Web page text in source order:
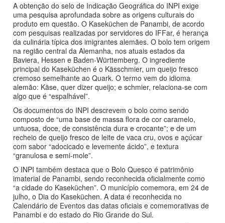
A obtenção do selo de Indicação Geográfica do INPI exige
uma pesquisa aprofundada sobre as origens culturais do
produto em questão. O Kaseküchen de Panambi, de acordo
com pesquisas realizadas por servidores do IFFar, é herança
da culinária típica dos imigrantes alemães. O bolo tem origem
na região central da Alemanha, nos atuais estados da
Baviera, Hessen e Baden-Württemberg. O ingrediente
principal do Kaseküchen é o Kässchmier, um queijo fresco
cremoso semelhante ao Quark. O termo vem do idioma
alemão: Käse, quer dizer queijo; e schmier, relaciona-se com
algo que é “espalhável”.
Os documentos do INPI descrevem o bolo como sendo
composto de “uma base de massa flora de cor caramelo,
untuosa, doce, de consistência dura e crocante”; e de um
recheio de queijo fresco de leite de vaca cru, ovos e açúcar
com sabor “adocicado e levemente ácido”, e textura
“granulosa e semi-mole”.
O INPI também destaca que o Bolo Quesco é patrimônio
imaterial de Panambi, sendo reconhecida oficialmente como
“a cidade do Kaseküchen”. O município comemora, em 24 de
julho, o Dia do Kaseküchen. A data é reconhecida no
Calendário de Eventos das datas oficiais e comemorativas de
Panambi e do estado do Rio Grande do Sul.